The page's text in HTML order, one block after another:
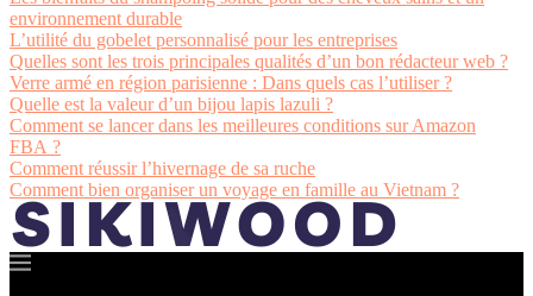
environnement durable
L’utilité du gobelet personnalisé pour les entreprises
Quelles sont les trois principales qualités d’un bon rédacteur web ?
Verre armé en région parisienne : Dans quels cas l’utiliser ?
Quelle est la valeur d’un bijou lapis lazuli ?
Comment se lancer dans les meilleures conditions sur Amazon
FBA ?
Comment réussir l’hivernage de sa ruche
Comment bien organiser un voyage en famille au Vietnam ?